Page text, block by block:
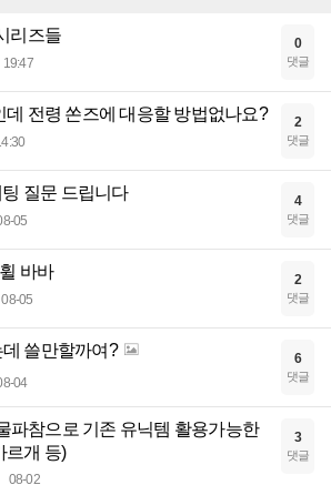
리즈들
19:47
0
댓글
데 전령 쏜즈에 대응할 방법없나요? 2
댓글
질문 드립니다
05
4
댓글
바바
08-05
2
댓글
쓸만할까여?
04
6
댓글
파참으로 기존 유닉템 활용가능한
르개 등)
08-02
3
댓글